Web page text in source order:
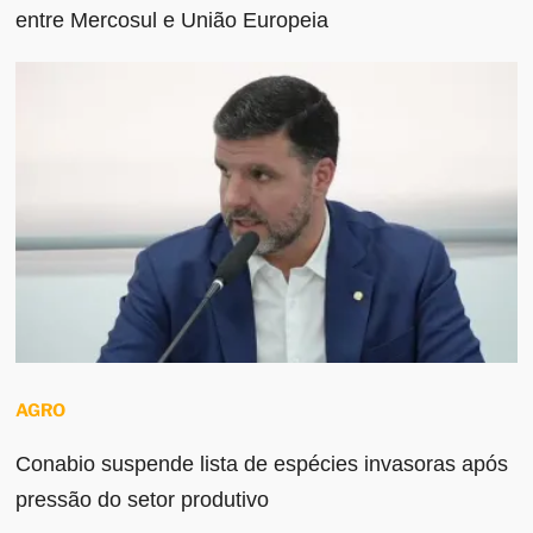
entre Mercosul e União Europeia
AGRO
Conabio suspende lista de espécies invasoras após
pressão do setor produtivo